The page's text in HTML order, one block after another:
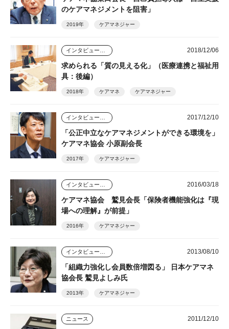
のケアマネジメントを阻害」
2019年 ケアマネジャー
2018/12/06
求められる「質の見える化」（医療連携と福祉用
具：後編）
2018年 ケアマネ ケアマネジャー
2017/12/10
「公正中立なケアマネジメントができる環境を」
ケアマネ協会 小原副会長
2017年 ケアマネジャー
2016/03/18
ケアマネ協会 鷲見会長「保険者機能強化は『現
場への理解』が前提」
2016年 ケアマネジャー
2013/08/10
「組織力強化し会員数倍増図る」 日本ケアマネ
協会長 鷲見よしみ氏
2013年 ケアマネジャー
ニュース 2011/12/10